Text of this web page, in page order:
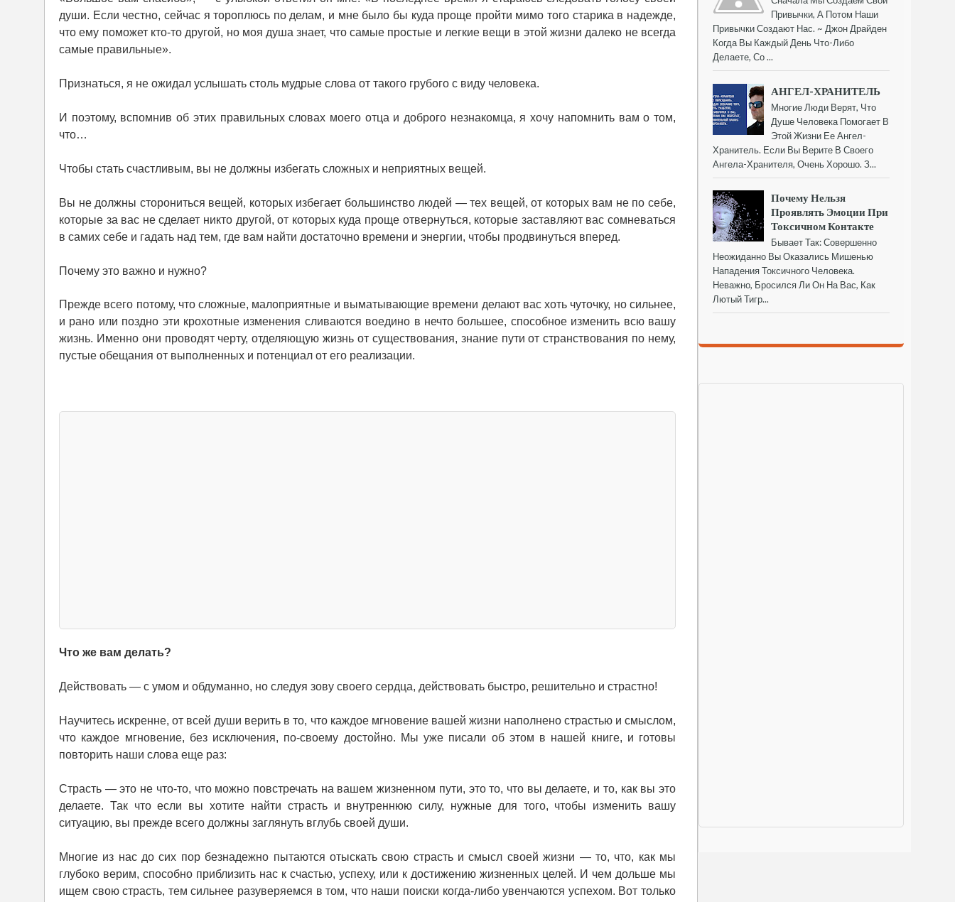
души. Если честно, сейчас я тороплюсь по делам, и мне было бы куда проще пройти мимо того старика в надежде,
что ему поможет кто-то другой, но моя душа знает, что самые простые и легкие вещи в этой жизни далеко не всегда
самые правильные».
Признаться, я не ожидал услышать столь мудрые слова от такого грубого с виду человека.
И поэтому, вспомнив об этих правильных словах моего отца и доброго незнакомца, я хочу напомнить вам о том,
что…
Чтобы стать счастливым, вы не должны избегать сложных и неприятных вещей.
Вы не должны сторониться вещей, которых избегает большинство людей — тех вещей, от которых вам не по себе,
которые за вас не сделает никто другой, от которых куда проще отвернуться, которые заставляют вас сомневаться
в самих себе и гадать над тем, где вам найти достаточно времени и энергии, чтобы продвинуться вперед.
Почему это важно и нужно?
Прежде всего потому, что сложные, малоприятные и выматывающие времени делают вас хоть чуточку, но сильнее,
и рано или поздно эти крохотные изменения сливаются воедино в нечто большее, способное изменить всю вашу
жизнь. Именно они проводят черту, отделяющую жизнь от существования, знание пути от странствования по нему,
пустые обещания от выполненных и потенциал от его реализации.
Что же вам делать?
Действовать — с умом и обдуманно, но следуя зову своего сердца, действовать быстро, решительно и страстно!
Научитесь искренне, от всей души верить в то, что каждое мгновение вашей жизни наполнено страстью и смыслом,
что каждое мгновение, без исключения, по-своему достойно. Мы уже писали об этом в нашей книге, и готовы
повторить наши слова еще раз:
Страсть — это не что-то, что можно повстречать на вашем жизненном пути, это то, что вы делаете, и то, как вы это
делаете. Так что если вы хотите найти страсть и внутреннюю силу, нужные для того, чтобы изменить вашу
ситуацию, вы прежде всего должны заглянуть вглубь своей души.
Многие из нас до сих пор безнадежно пытаются отыскать свою страсть и смысл своей жизни — то, что, как мы
глубоко верим, способно приблизить нас к счастью, успеху, или к достижению жизненных целей. И чем дольше мы
ищем свою страсть, тем сильнее разуверяемся в том, что наши поиски когда-либо увенчаются успехом. Вот только
Привычки, А Потом Наши
Привычки Создают Нас. ~ Джон Драйден
Когда Вы Каждый День Что-Либо
Делаете, Со ...
АНГЕЛ-ХРАНИТЕЛЬ
Многие Люди Верят, Что
Душе Человека Помогает В
Этой Жизни Ее Ангел-
Хранитель. Если Вы Верите В Своего
Ангела-Хранителя, Очень Хорошо. З...
Почему Нельзя
Проявлять Эмоции При
Токсичном Контакте
Бывает Так: Совершенно
Неожиданно Вы Оказались Мишенью
Нападения Токсичного Человека.
Неважно, Бросился Ли Он На Вас, Как
Лютый Тигр...